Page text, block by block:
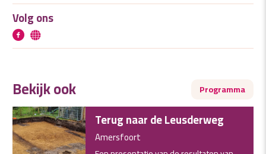
Volg ons
Bekijk ook Programma
Terug naar de Leusderweg
Amersfoort